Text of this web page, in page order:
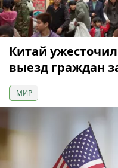
Китай
выезд граждан
МИР